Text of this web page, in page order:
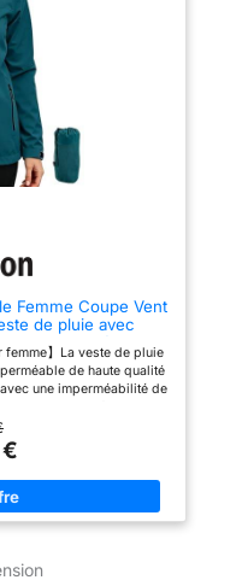
imperméable et confortable à
porter sans être trop chaude.
【Veste de pluie légère pour
femme】La veste de pluie pour
femme est ultra-légère. Équipée
d'un sac de rangement, elle se
glisse facilement dans un sac à
main, un sac à dos ou une
valise, pour un encombrement
minimal. 【Imperméable
fermetures Velcro et poignets
pluie de s'infiltrer ; cordon
élastique intégré à l'ourlet pour
plus de chaleur et une meilleure
protection contre l'humidité.
【Conception pratique des
vestes de pluie】La veste
imperméables et d'une poche
permettant de ranger votre
téléphone portable, votre
Femme Coupe Vent
de pluie avec
la randonnée et
femme】La veste de pluie
de haute qualité
une imperméabilité de
ce qui la rend adaptée à
de pluie respirante pour
la veste de pluie est
à l'humidité
qu'elle est à la fois
sans être trop chaude.
un sac à dos ou une